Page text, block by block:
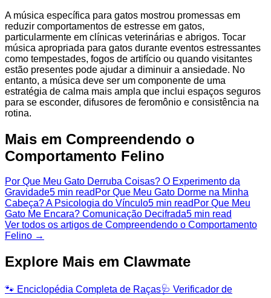
A música específica para gatos mostrou promessas em
reduzir comportamentos de estresse em gatos,
particularmente em clínicas veterinárias e abrigos. Tocar
música apropriada para gatos durante eventos estressantes
como tempestades, fogos de artifício ou quando visitantes
estão presentes pode ajudar a diminuir a ansiedade. No
entanto, a música deve ser um componente de uma
estratégia de calma mais ampla que inclui espaços seguros
para se esconder, difusores de feromônio e consistência na
rotina.
Mais em Compreendendo o
Comportamento Felino
Por Que Meu Gato Derruba Coisas? O Experimento da
Gravidade5 min read Por Que Meu Gato Dorme na Minha
Cabeça? A Psicologia do Vínculo5 min read Por Que Meu
Gato Me Encara? Comunicação Decifrada5 min read
Ver todos os artigos de Compreendendo o Comportamento
Felino →
Explore Mais em Clawmate
🐾 Enciclopédia Completa de Raças🩺 Verificador de